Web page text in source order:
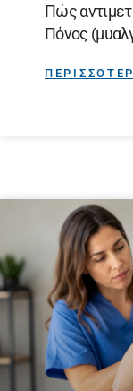
Πώς
Πόνος